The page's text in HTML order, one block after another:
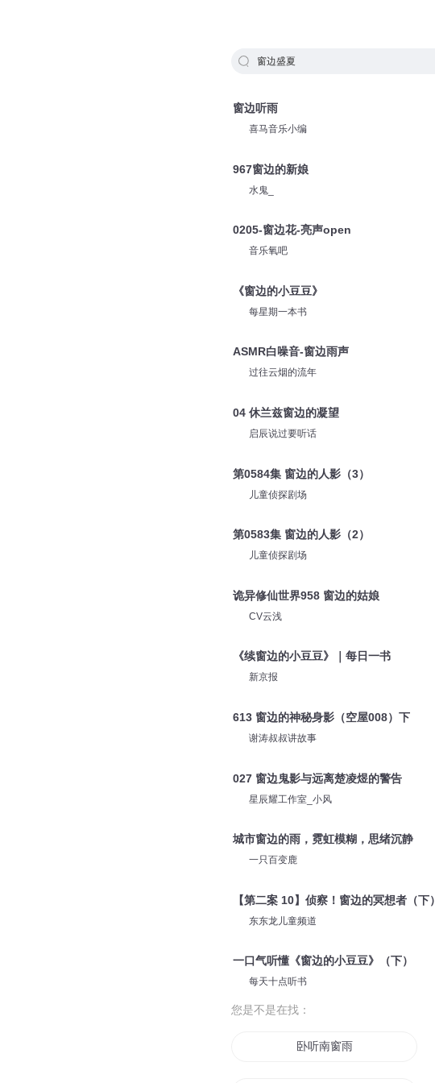
窗边盛夏
窗边听雨
喜马音乐小编
967窗边的新娘
水鬼_
0205-窗边花-亮声open
音乐氧吧
《窗边的小豆豆》
每星期一本书
ASMR白噪音-窗边雨声
过往云烟的流年
04 休兰兹窗边的凝望
启辰说过要听话
第0584集 窗边的人影（3）
儿童侦探剧场
第0583集 窗边的人影（2）
儿童侦探剧场
诡异修仙世界958 窗边的姑娘
CV云浅
《续窗边的小豆豆》｜每日一书
新京报
613 窗边的神秘身影（空屋008）下
谢涛叔叔讲故事
027 窗边鬼影与远离楚凌煜的警告
星辰耀工作室_小风
城市窗边的雨，霓虹模糊，思绪沉静
一只百变鹿
【第二案 10】侦察！窗边的冥想者（下）
东东龙儿童频道
一口气听懂《窗边的小豆豆》（下）
每天十点听书
您是不是在找：
卧听南窗雨